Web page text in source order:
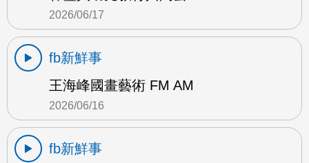
2026/06/17
fb新鮮事
王海峰國畫藝術 FM AM
2026/06/16
fb新鮮事